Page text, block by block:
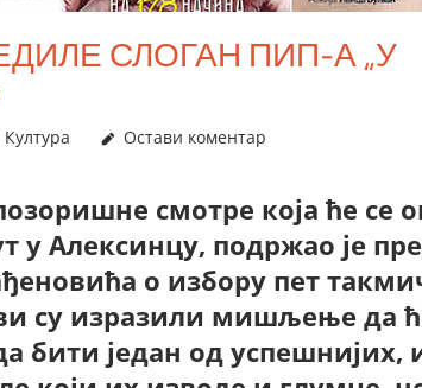
СЛОГАН ПИП-А „У
Култура Остави коментар
смотре која ће се
у Алексинцу, подржао је
о избору пет
су изразили мишљење да
бити један од успешнијих,